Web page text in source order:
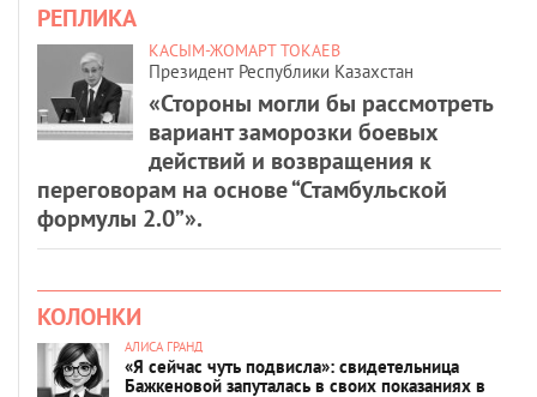
РЕПЛИКА
КАСЫМ-ЖОМАРТ ТОКАЕВ
Президент Республики Казахстан
«Стороны могли бы рассмотреть
вариант заморозки боевых
действий и возвращения к
переговорам на основе “Стамбульской
формулы 2.0”».
КОЛОНКИ
АЛИСА ГРАНД
«Я сейчас чуть подвисла»: свидетельница
Бажкеновой запуталась в своих показаниях в